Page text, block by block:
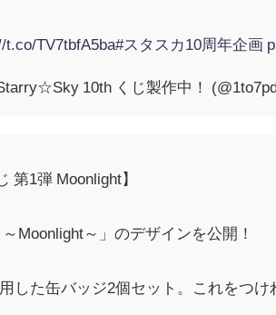
t.co/TV7tbfA5ba#スタスカ10周年企画
10th くじ製作中！
第1弾 Moonlight】
Moonlight～」のデザインを公開！
した缶バッジ2個セット。これをつ